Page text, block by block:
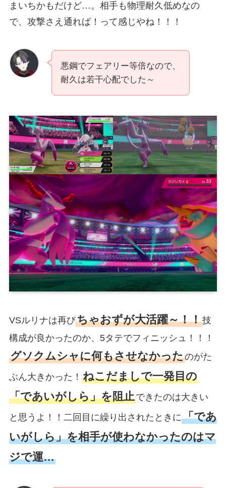
まいちかもだけど…。相手も物理耐久低めなの
で、攻撃さえ通れば！って感じやね！！！
悪鋼でフェアリー等倍なので、
耐久は若干心配でした～
VSルリナは再びちゃおずが大活躍～！！技
構成が良かったのか、5タテでフィニッシュ！！！
グソクムシャに何もさせなかったのがた
ぶん大きかった！ ねこだましで一発目の
「であいがしら」を阻止できたのは大きい
と思うよ！！二回目に繰り出されたときに「であ
いがしら」を相手が使わなかったのはマ
ジで運…